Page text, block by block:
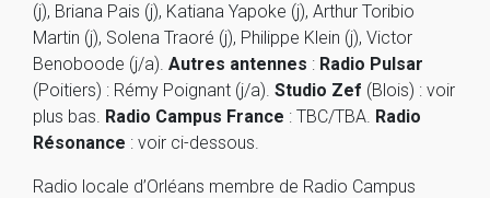
(j), Briana Pais (j), Katiana Yapoke (j), Arthur Toribio
Martin (j), Solena Traoré (j), Philippe Klein (j), Victor
Benoboode (j/a). Autres antennes : Radio Pulsar
(Poitiers) : Rémy Poignant (j/a). Studio Zef (Blois) : voir
plus bas. Radio Campus France : TBC/TBA. Radio
Résonance : voir ci-dessous.
Radio locale d’Orléans membre de Radio Campus